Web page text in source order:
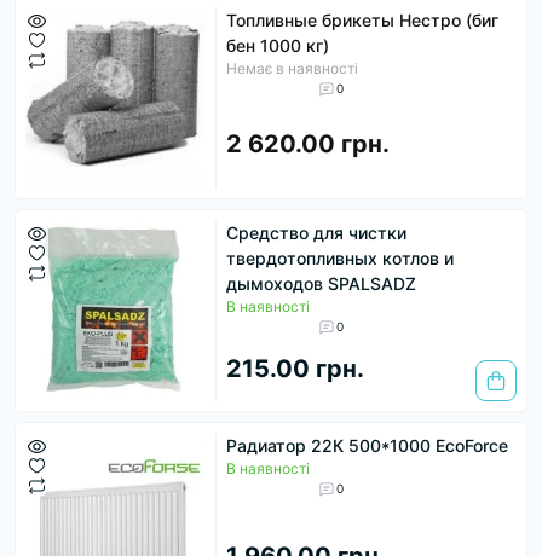
Топливные брикеты Нестро (биг
бен 1000 кг)
Немає в наявності
0
2 620.00 грн.
Средство для чистки
твердотопливных котлов и
дымоходов SPALSADZ
В наявності
0
215.00 грн.
Радиатор 22К 500*1000 EcoForce
В наявності
0